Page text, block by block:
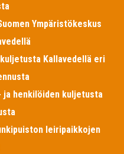
Ympäristökeskus
Kallavedellä eri
ja henkilöiden kuljetusta
leiripaikkojen